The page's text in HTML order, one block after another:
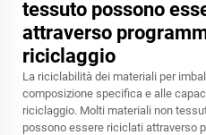
tessuto possono
attraverso
riciclaggio
La riciclabilità dei materiali per
composizione specifica e alle
riciclaggio. Molti materiali non
possono essere riciclati attraverso